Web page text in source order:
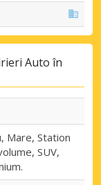
Auto în
Mare, Station
SUV,